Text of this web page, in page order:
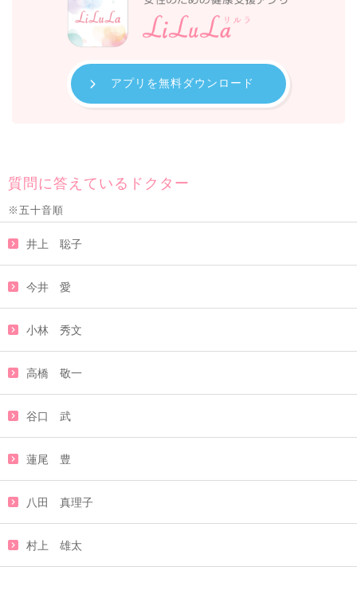
アプリを無料ダウンロード
質問に答えているドクター
※五十音順
井上 聡子
今井 愛
小林 秀文
高橋 敬一
谷口 武
蓮尾 豊
八田 真理子
村上 雄太